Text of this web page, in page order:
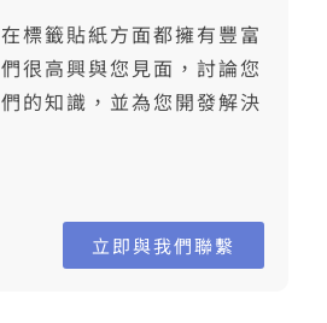
標籤貼紙方面都擁有豐富
很高興與您見面，討論您
的知識，並為您開發解決
立即與我們聯繫